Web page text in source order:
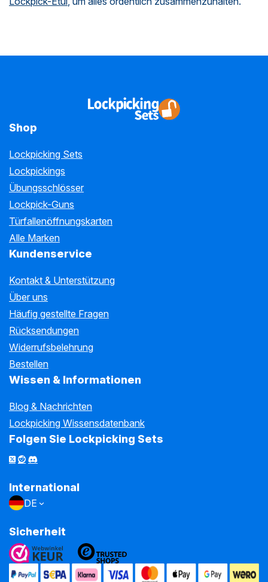
Shop
Lockpicking Sets
Lockpickings
Übungsschlösser
Lockpick-Guns
Türfallenöffnungskarten
Alle Marken
Kundenservice
Kontakt & Unterstützung
Über uns
Häufig gestellte Fragen
Rücksendungen
Widerrufsbelehrung
Bestellen
Wissen & Informationen
Blog & Nachrichten
Lockpicking Wissensdatenbank
Folgen Sie Lockpicking Sets
International
DE
Sicherheit